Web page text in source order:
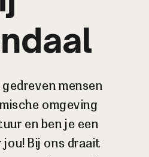
mensen
omgeving
en ben je een
Bij ons draait